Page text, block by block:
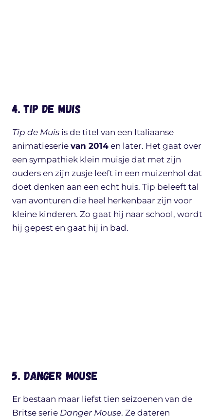
4. Tip de Muis
Tip de Muis is de titel van een Italiaanse
animatieserie van 2014 en later. Het gaat over
een sympathiek klein muisje dat met zijn
ouders en zijn zusje leeft in een muizenhol dat
doet denken aan een echt huis. Tip beleeft tal
van avonturen die heel herkenbaar zijn voor
kleine kinderen. Zo gaat hij naar school, wordt
hij gepest en gaat hij in bad.
5. Danger Mouse
Er bestaan maar liefst tien seizoenen van de
Britse serie Danger Mouse. Ze dateren